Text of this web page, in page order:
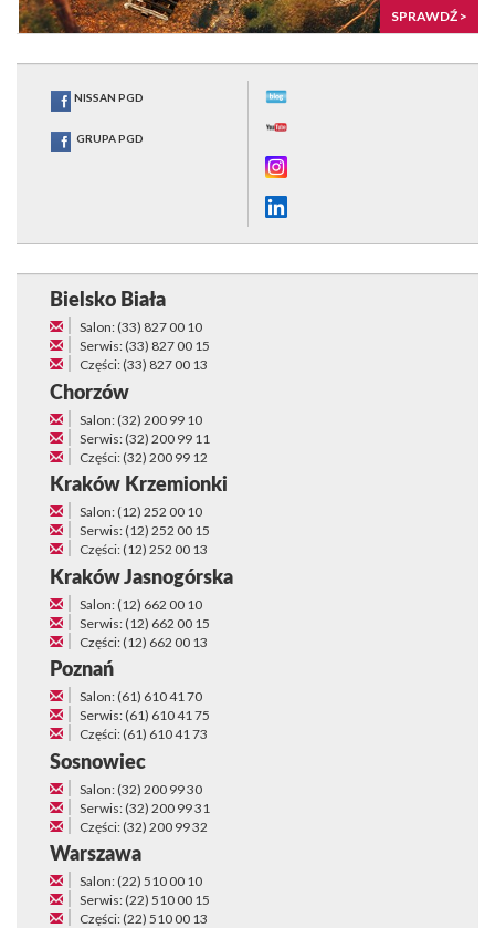
SPRAWDŹ >
NISSAN PGD
GRUPA PGD
Bielsko Biała
Salon: (33) 827 00 10
Serwis: (33) 827 00 15
Części: (33) 827 00 13
Chorzów
Salon: (32) 200 99 10
Serwis: (32) 200 99 11
Części: (32) 200 99 12
Kraków Krzemionki
Salon: (12) 252 00 10
Serwis: (12) 252 00 15
Części: (12) 252 00 13
Kraków Jasnogórska
Salon: (12) 662 00 10
Serwis: (12) 662 00 15
Części: (12) 662 00 13
Poznań
Salon: (61) 610 41 70
Serwis: (61) 610 41 75
Części: (61) 610 41 73
Sosnowiec
Salon: (32) 200 99 30
Serwis: (32) 200 99 31
Części: (32) 200 99 32
Warszawa
Salon: (22) 510 00 10
Serwis: (22) 510 00 15
Części: (22) 510 00 13